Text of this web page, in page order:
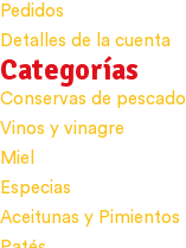
Pedidos
Detalles de la cuenta
Categorías
Conservas de pescado
Vinos y vinagre
Miel
Especias
Aceitunas y Pimientos